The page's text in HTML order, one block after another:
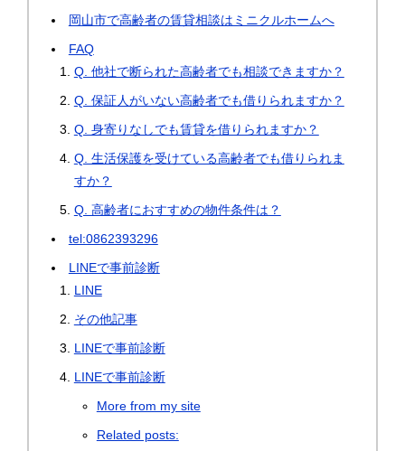
岡山市で高齢者の賃貸相談はミニクルホームへ
FAQ
Q. 他社で断られた高齢者でも相談できますか？
Q. 保証人がいない高齢者でも借りられますか？
Q. 身寄りなしでも賃貸を借りられますか？
Q. 生活保護を受けている高齢者でも借りられま
すか？
Q. 高齢者におすすめの物件条件は？
tel:0862393296
LINEで事前診断
LINE
その他記事
LINEで事前診断
LINEで事前診断
More from my site
Related posts: